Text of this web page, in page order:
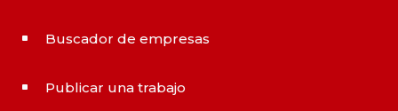
^ Buscador de empresas
^ Publicar una trabajo